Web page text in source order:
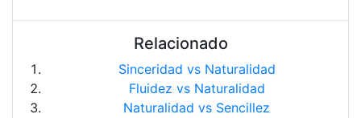
Relacionado
Sinceridad vs Naturalidad
Fluidez vs Naturalidad
Naturalidad vs Sencillez